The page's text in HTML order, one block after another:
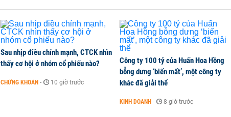
Sau nhịp điều chỉnh mạnh, CTCK nhìn
thấy cơ hội ở nhóm cổ phiếu nào?
CHỨNG KHOÁN - 10 giờ trước
Công ty 100 tỷ của Huấn Hoa Hồng
bỗng dưng ‘biến mất’, một công ty
khác đã giải thể
KINH DOANH - 8 giờ trước